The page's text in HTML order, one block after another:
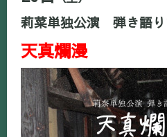
莉菜単独公演 弾き語
天真爛漫